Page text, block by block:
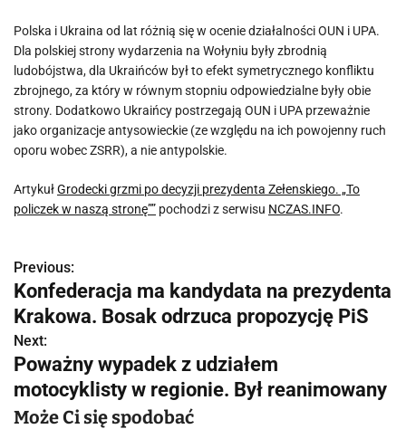
Polska i Ukraina od lat różnią się w ocenie działalności OUN i UPA.
Dla polskiej strony wydarzenia na Wołyniu były zbrodnią
ludobójstwa, dla Ukraińców był to efekt symetrycznego konfliktu
zbrojnego, za który w równym stopniu odpowiedzialne były obie
strony. Dodatkowo Ukraińcy postrzegają OUN i UPA przeważnie
jako organizacje antysowieckie (ze względu na ich powojenny ruch
oporu wobec ZSRR), a nie antypolskie.
ArtykułGrodecki grzmi po decyzji prezydenta Zełenskiego. „To
policzek w naszą stronę”” pochodzi z serwisu NCZAS.INFO.
N
a
w
i
g
Previous:
Konfederacja ma kandydata na prezydenta
Krakowa. Bosak odrzuca propozycję PiS
Next:
Poważny wypadek z udziałem
motocyklisty w regionie. Był reanimowany
Może Ci się spodobać